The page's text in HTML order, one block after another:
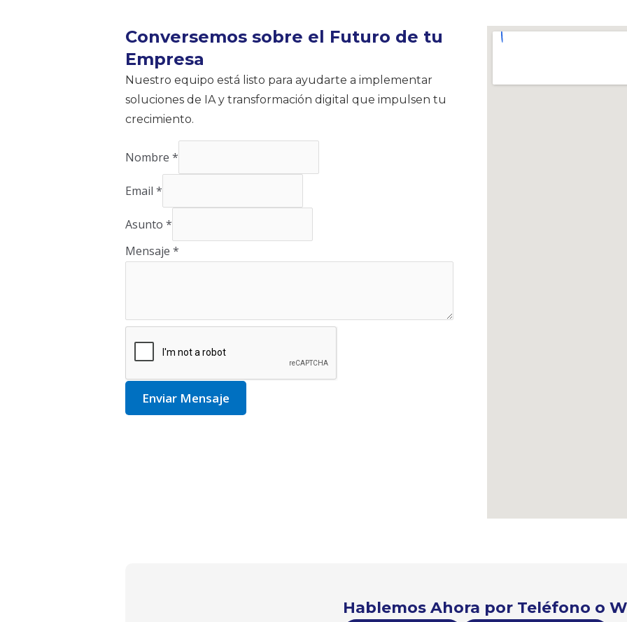
Conversemos sobre el Futuro de tu
Empresa
Nuestro equipo está listo para ayudarte a implementar
soluciones de IA y transformación digital que impulsen tu
crecimiento.
Nombre *
Email *
Asunto *
Mensaje *
Enviar Mensaje
Hablemos Ahora por Teléfono o